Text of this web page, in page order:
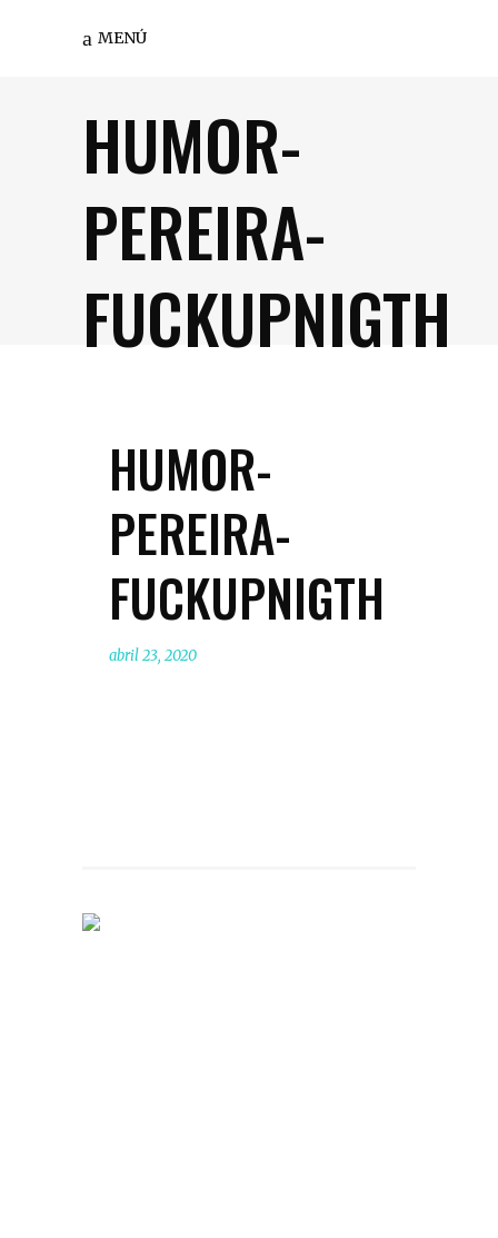
MENÚ
HUMOR-
PEREIRA-
FUCKUPNIGTH
HUMOR-
PEREIRA-
FUCKUPNIGTH
abril 23, 2020